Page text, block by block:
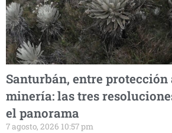
Santurbán, entre
minería: las tres
el panorama
7 agosto, 2026 10:57 pm